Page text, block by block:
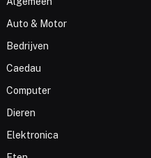
Auto & Motor
Bedrijven
Caedau
Computer
Dieren
Elektronica